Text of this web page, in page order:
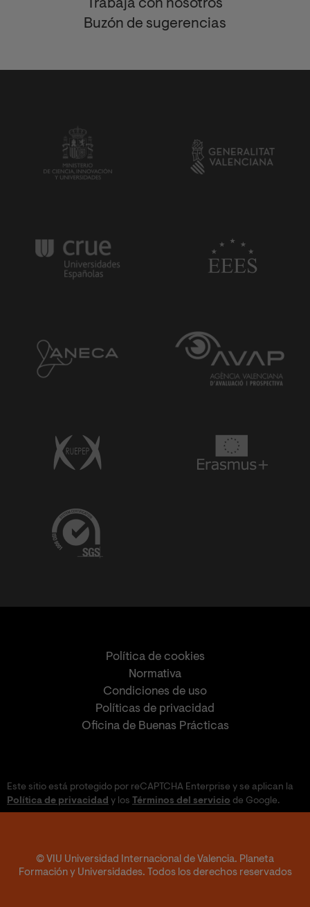
Trabaja con nosotros
Buzón de sugerencias
Política de cookies
Normativa
Condiciones de uso
Políticas de privacidad
Oficina de Buenas Prácticas
Este sitio está protegido por reCAPTCHA Enterprise y se aplican la
Política de privacidad y los Términos del servicio de Google.
© VIU Universidad Internacional de Valencia. Planeta
Formación y Universidades. Todos los derechos reservados